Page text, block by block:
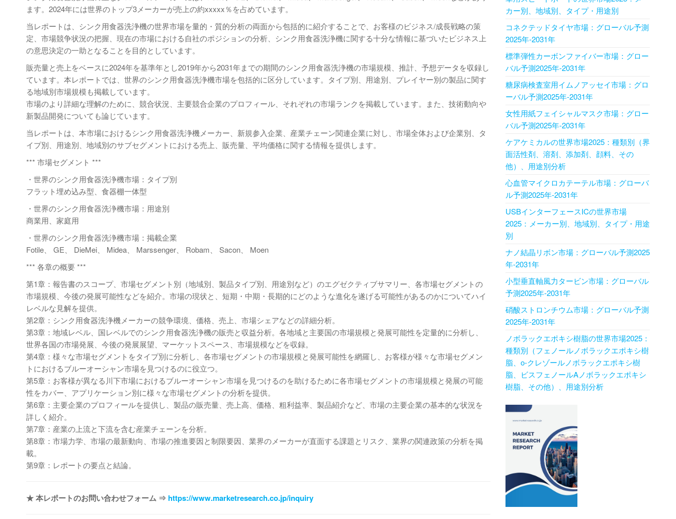
ます。2024年には世界のトップ3メーカーが売上の約xxxxx％を占めています。
当レポートは、シンク用食器洗浄機の世界市場を量的・質的分析の両面から包括的に紹介することで、お客様のビジネス/成長戦略の策
定、市場競争状況の把握、現在の市場における自社のポジションの分析、シンク用食器洗浄機に関する十分な情報に基づいたビジネス上
の意思決定の一助となることを目的としています。
販売量と売上をベースに2024年を基準年とし2019年から2031年までの期間のシンク用食器洗浄機の市場規模、推計、予想データを収録し
ています。本レポートでは、世界のシンク用食器洗浄機市場を包括的に区分しています。タイプ別、用途別、プレイヤー別の製品に関す
る地域別市場規模も掲載しています。
市場のより詳細な理解のために、競合状況、主要競合企業のプロフィール、それぞれの市場ランクを掲載しています。また、技術動向や
新製品開発についても論じています。
当レポートは、本市場におけるシンク用食器洗浄機メーカー、新規参入企業、産業チェーン関連企業に対し、市場全体および企業別、タ
イプ別、用途別、地域別のサブセグメントにおける売上、販売量、平均価格に関する情報を提供します。
*** 市場セグメント ***
・世界のシンク用食器洗浄機市場：タイプ別
フラット埋め込み型、食器棚一体型
・世界のシンク用食器洗浄機市場：用途別
商業用、家庭用
・世界のシンク用食器洗浄機市場：掲載企業
Fotile、 GE、 DieMei、 Midea、 Marssenger、 Robam、 Sacon、 Moen
*** 各章の概要 ***
第1章：報告書のスコープ、市場セグメント別（地域別、製品タイプ別、用途別など）のエグゼクティブサマリー、各市場セグメントの
市場規模、今後の発展可能性などを紹介。市場の現状と、短期・中期・長期的にどのような進化を遂げる可能性があるのかについてハイ
レベルな見解を提供。
第2章：シンク用食器洗浄機メーカーの競争環境、価格、売上、市場シェアなどの詳細分析。
第3章：地域レベル、国レベルでのシンク用食器洗浄機の販売と収益分析。各地域と主要国の市場規模と発展可能性を定量的に分析し、
世界各国の市場発展、今後の発展展望、マーケットスペース、市場規模などを収録。
第4章：様々な市場セグメントをタイプ別に分析し、各市場セグメントの市場規模と発展可能性を網羅し、お客様が様々な市場セグメン
トにおけるブルーオーシャン市場を見つけるのに役立つ。
第5章：お客様が異なる川下市場におけるブルーオーシャン市場を見つけるのを助けるために各市場セグメントの市場規模と発展の可能
性をカバー、アプリケーション別に様々な市場セグメントの分析を提供。
第6章：主要企業のプロフィールを提供し、製品の販売量、売上高、価格、粗利益率、製品紹介など、市場の主要企業の基本的な状況を
詳しく紹介。
第7章：産業の上流と下流を含む産業チェーンを分析。
第8章：市場力学、市場の最新動向、市場の推進要因と制限要因、業界のメーカーが直面する課題とリスク、業界の関連政策の分析を掲
載。
第9章：レポートの要点と結論。
★ 本レポートのお問い合わせフォーム ⇒ https://www.marketresearch.co.jp/inquiry
カー別、地域別、タイプ・用途別
コネクテッドタイヤ市場：グローバル予測
2025年-2031年
標準弾性カーボンファイバー市場：グロー
バル予測2025年-2031年
糖尿病検査室用イムノアッセイ市場：グロ
ーバル予測2025年-2031年
女性用紙フェイシャルマスク市場：グロー
バル予測2025年-2031年
ケアケミカルの世界市場2025：種類別（界
面活性剤、溶剤、添加剤、顔料、その
他）、用途別分析
心血管マイクロカテーテル市場：グローバ
ル予測2025年-2031年
USBインターフェースICの世界市場
2025：メーカー別、地域別、タイプ・用途
別
ナノ結晶リボン市場：グローバル予測2025
年-2031年
小型垂直軸風力タービン市場：グローバル
予測2025年-2031年
硝酸ストロンチウム市場：グローバル予測
2025年-2031年
ノボラックエポキシ樹脂の世界市場2025：
種類別（フェノールノボラックエポキシ樹
脂、o-クレゾールノボラックエポキシ樹
脂、ビスフェノールAノボラックエポキシ
樹脂、その他）、用途別分析